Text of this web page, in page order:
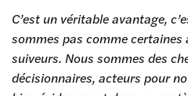
C’est un véritable avantage,
sommes pas comme
suiveurs. Nous sommes des
décisionnaires, acteurs pour